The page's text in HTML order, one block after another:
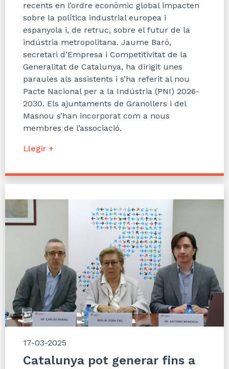
recents en l’ordre econòmic global impacten
sobre la política industrial europea i
espanyola i, de retruc, sobre el futur de la
indústria metropolitana. Jaume Baró,
secretari d’Empresa i Competitivitat de la
Generalitat de Catalunya, ha dirigit unes
paraules als assistents i s’ha referit al nou
Pacte Nacional per a la Indústria (PNI) 2026-
2030. Els ajuntaments de Granollers i del
Masnou s’han incorporat com a nous
membres de l’associació.
Llegir +
17-03-2025
Catalunya pot generar fins a